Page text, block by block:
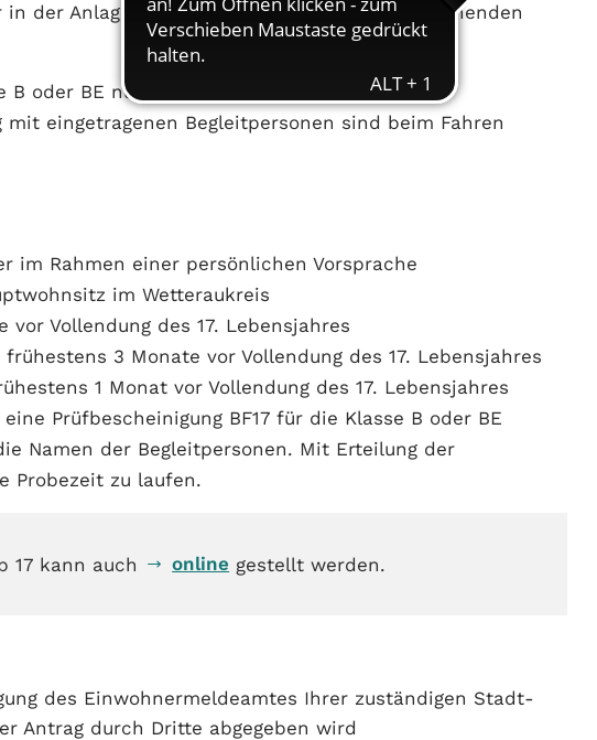
der Anlage zu § 24a StVG genannten berauschenden
B oder BE nur mit eingetragener Begleitperson.
mit eingetragenen Begleitpersonen sind beim Fahren
im Rahmen einer persönlichen Vorsprache
im Wetteraukreis
Vollendung des 17. Lebensjahres
3 Monate vor Vollendung des 17. Lebensjahres
1 Monat vor Vollendung des 17. Lebensjahres
Prüfbescheinigung BF17 für die Klasse B oder BE
Namen der Begleitpersonen. Mit Erteilung der
Probezeit zu laufen.
17 kann auch online gestellt werden.
des Einwohnermeldeamtes Ihrer zuständigen Stadt-
Antrag durch Dritte abgegeben wird